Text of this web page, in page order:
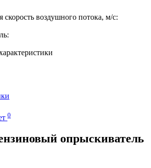
скорость воздушного потока, м/с:
0
опрыскиватель